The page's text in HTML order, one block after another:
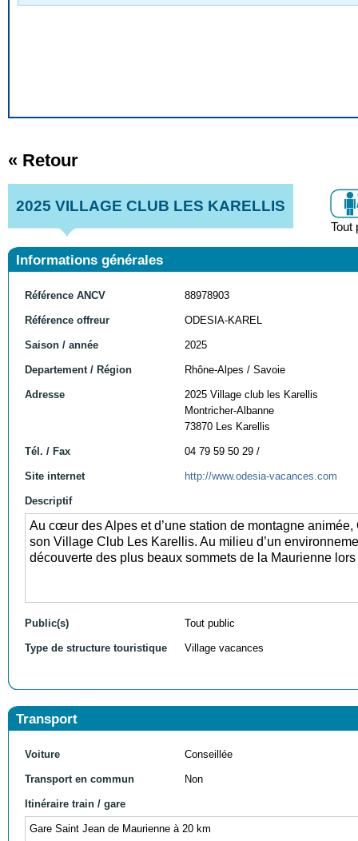
« Retour
2025 VILLAGE CLUB LES KARELLIS
Tout
Informations générales
Référence ANCV 88978903
Référence offreur ODESIA-KAREL
Saison / année 2025
Departement / Région Rhône-Alpes / Savoie
Adresse
2025 Village club les Karellis
Montricher-Albanne
73870 Les Karellis
Tél. / Fax 04 79 59 50 29 /
Site internet http://www.odesia-vacances.com
Descriptif
Au cœur des Alpes et d’une station de montagne
son Village Club Les Karellis. Au milieu d’un
découverte des plus beaux sommets de la Maurienne
Public(s) Tout public
Type de structure touristique Village vacances
Transport
Voiture Conseillée
Transport en commun Non
Itinéraire train / gare
Gare Saint Jean de Maurienne à 20 km